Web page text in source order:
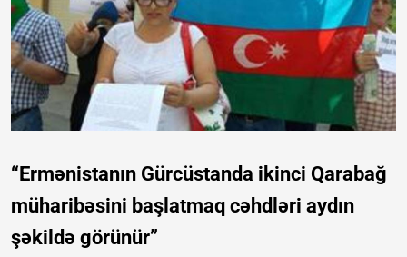
“Ermənistanın Gürcüstanda ikinci Qarabağ
müharibəsini başlatmaq cəhdləri aydın
şəkildə görünür”